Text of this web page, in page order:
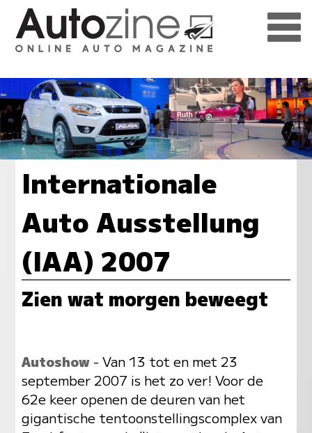
Internationale
Auto Ausstellung
(IAA) 2007
Zien wat morgen beweegt
Autoshow- Van 13 tot en met 23
september 2007 is het zo ver! Voor de
62e keer openen de deuren van het
gigantische tentoonstellingscomplex van